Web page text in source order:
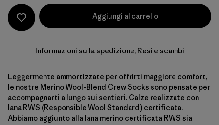
Aggiungi al carrello
Informazioni sulla spedizione, Resi e scambi
Leggermente ammortizzate per offrirti maggiore comfort,
le nostre Merino Wool-Blend Crew Socks sono pensate per
accompagnarti a lungo sui sentieri. Calze realizzate con
lana RWS (Responsible Wool Standard) certificata.
Abbiamo aggiunto alla lana merino certificata RWS sia